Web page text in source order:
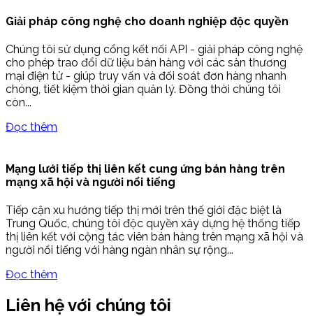
Giải pháp công nghệ cho doanh nghiệp độc quyền
Chúng tôi sử dụng cổng kết nối API - giải pháp công nghệ
cho phép trao đổi dữ liệu bán hàng với các sàn thương
mại điện tử - giúp truy vấn và đối soát đơn hàng nhanh
chóng, tiết kiệm thời gian quản lý. Đồng thời chúng tôi
còn...
Đọc thêm
Mạng lưới tiếp thị liên kết cung ứng bán hàng trên
mạng xã hội và người nổi tiếng
Tiếp cận xu hướng tiếp thị mới trên thế giới đặc biệt là
Trung Quốc, chúng tôi độc quyền xây dựng hệ thống tiếp
thị liên kết với cộng tác viên bán hàng trên mạng xã hội và
người nổi tiếng với hàng ngàn nhân sự rộng...
Đọc thêm
Liên hệ với chúng tôi